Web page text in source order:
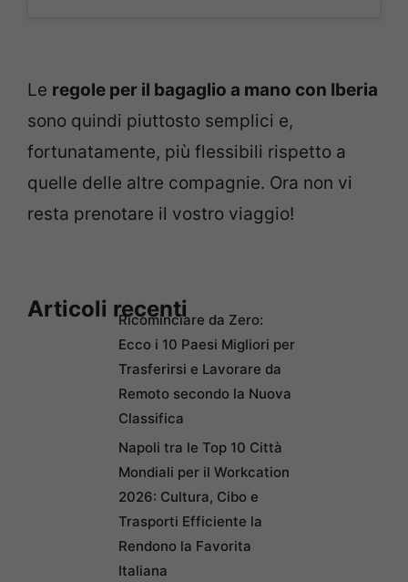
Le regole per il bagaglio a mano con Iberia
sono quindi piuttosto semplici e,
fortunatamente, più flessibili rispetto a
quelle delle altre compagnie. Ora non vi
resta prenotare il vostro viaggio!
Articoli recentiRicominciare da Zero:
Ecco i 10 Paesi Migliori per
Trasferirsi e Lavorare da
Remoto secondo la Nuova
Classifica
Napoli tra le Top 10 Città
Mondiali per il Workcation
2026: Cultura, Cibo e
Trasporti Efficiente la
Rendono la Favorita
Italiana